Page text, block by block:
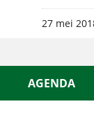
27 mei
AGENDA